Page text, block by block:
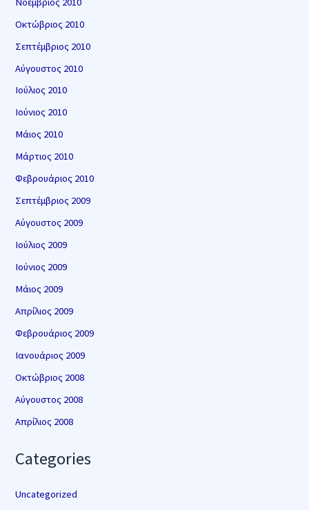
Οκτώβριος 2010
Σεπτέμβριος 2010
Αύγουστος 2010
Ιούλιος 2010
Ιούνιος 2010
Μάιος 2010
Μάρτιος 2010
Φεβρουάριος 2010
Σεπτέμβριος 2009
Αύγουστος 2009
Ιούλιος 2009
Ιούνιος 2009
Μάιος 2009
Απρίλιος 2009
Φεβρουάριος 2009
Ιανουάριος 2009
Οκτώβριος 2008
Αύγουστος 2008
Απρίλιος 2008
Categories
Uncategorized